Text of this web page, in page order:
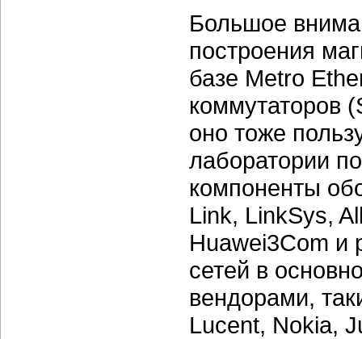
Большое
построения
базе Metro
коммутаторов
оно тоже
лаборатории
компоненты
Link, LinkSys,
Huawei3Com и
сетей в
вендорами,
Lucent, Nokia,